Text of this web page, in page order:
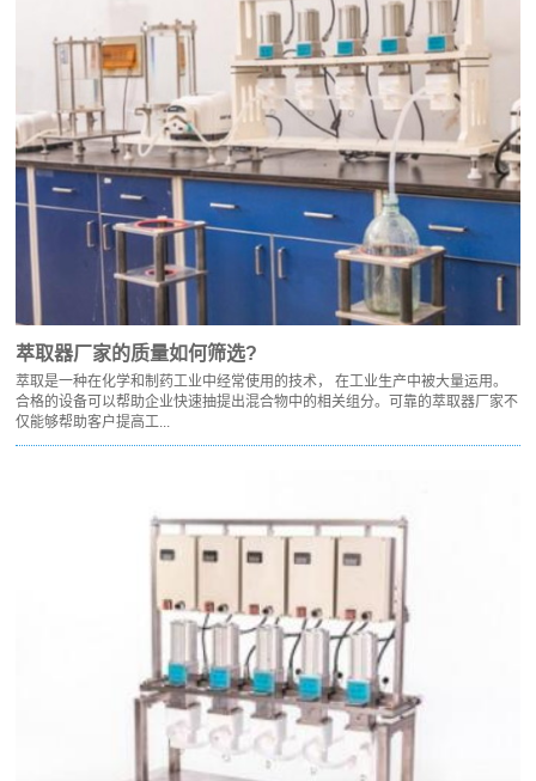
萃取器厂家的质量如何筛选?
萃取是一种在化学和制药工业中经常使用的技术， 在工业生产中被大量运用。
合格的设备可以帮助企业快速抽提出混合物中的相关组分。可靠的萃取器厂家不
仅能够帮助客户提高工...